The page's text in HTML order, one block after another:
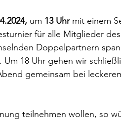
um 13 Uhr mit einem
für alle Mitglieder
Doppelpartnern
18 Uhr gehen wir
gemeinsam bei
teilnehmen wollen, so